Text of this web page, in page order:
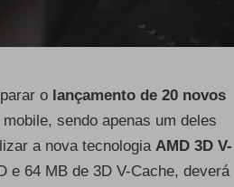
o lançamento de 20 novos
sendo apenas um deles
a nova tecnologiaAMD 3D V-
e 64 MB de 3D V-Cache, deverá